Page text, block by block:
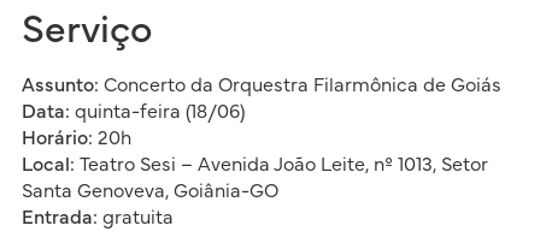
Serviço
Assunto: Concerto da Orquestra Filarmônica de Goiás
Data: quinta-feira (18/06)
Horário: 20h
Local: Teatro Sesi – Avenida João Leite, nº 1013, Setor
Santa Genoveva, Goiânia-GO
Entrada: gratuita